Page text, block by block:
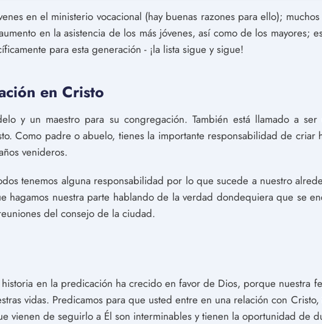
en el ministerio vocacional (hay buenas razones para ello);
en la asistencia de los más jóvenes, así como de los mayores;
para esta generación - ¡la lista sigue y sigue!
en Cristo
y un maestro para su congregación. También está llamado a
Como padre o abuelo, tienes la importante responsabilidad de criar
venideros.
tenemos alguna responsabilidad por lo que sucede a nuestro
hagamos nuestra parte hablando de la verdad dondequiera que se
del consejo de la ciudad.
en la predicación ha crecido en favor de Dios, porque nuestra
vidas. Predicamos para que usted entre en una relación con
vienen de seguirlo a Él son interminables y tienen la oportunidad de